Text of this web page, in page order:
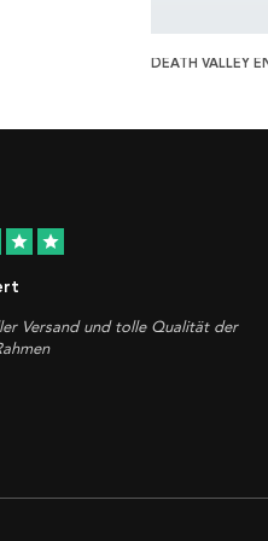
DEATH VALLEY
star star
Versand und tolle Qualität der